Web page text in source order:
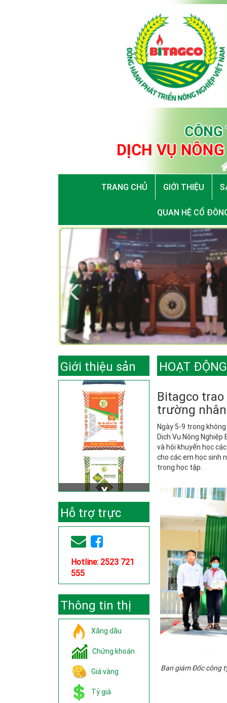
TRANG CHỦ GIỚI THIỆU
QUAN HỆ CỔ
Giới thiệu sản
phẩm
Hỗ trợ trực
tuyến
Hotline: 2523 721
555
Thông tin thị
trườngXăng dầu
Chứng khoán
Giá vàng
Tỷ giá
HOẠT
Bitagco
trường
Ngày 5-9 trong
Dịch Vụ Nông
và hội khuyến học
cho các em học sinh
trong học tập.
Ban giám Đốc công